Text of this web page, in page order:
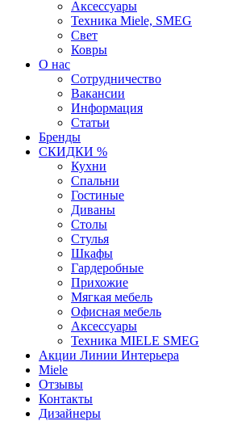
Аксессуары
Техника Miele, SMEG
Свет
Ковры
О нас
Сотрудничество
Вакансии
Информация
Статьи
Бренды
СКИДКИ %
Кухни
Спальни
Гостиные
Диваны
Столы
Стулья
Шкафы
Гардеробные
Прихожие
Мягкая мебель
Офисная мебель
Аксессуары
Техника MIELE SMEG
Акции Линии Интерьера
Miele
Отзывы
Контакты
Дизайнеры